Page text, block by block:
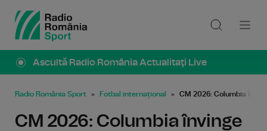
Ascultă Radio România Actualitaţi Live
Radio România Sport Fotbal internațional CM 2026: Columbia
CM 2026: Columbia învinge